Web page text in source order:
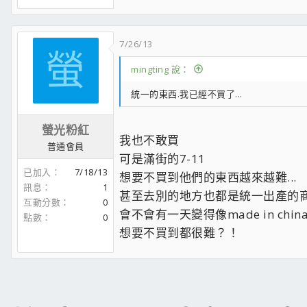
螢
螢光粉紅
普通會員
已加入
7/18/13
訊息
1
互動分數
0
點數
0
7/26/13
mingting 說：
統一的東西.我已經不買了...
我也不敢買
可是滿街的7-11
想要不買到他們的東西越來越難...
甚至去別的地方也都是統一出產的
會不會有一天變得像made in
想要不買到都很難？！